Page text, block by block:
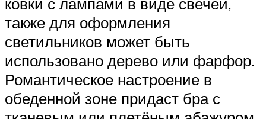
также для оформления
светильников может быть
использовано дерево или фарфор.
Романтическое настроение в
обеденной зоне придаст бра с